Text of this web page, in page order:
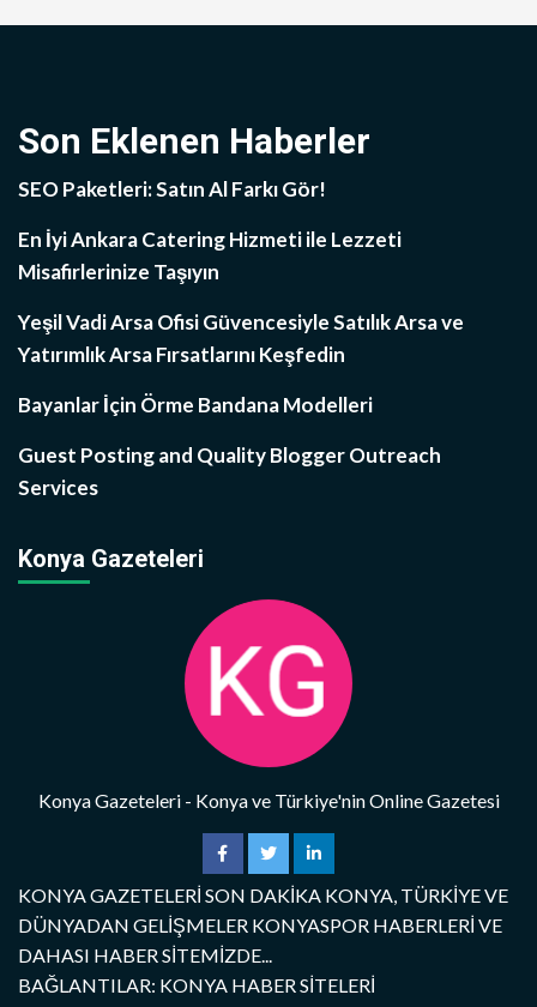
Son Eklenen Haberler
SEO Paketleri: Satın Al Farkı Gör!
En İyi Ankara Catering Hizmeti ile Lezzeti
Misafirlerinize Taşıyın
Yeşil Vadi Arsa Ofisi Güvencesiyle Satılık Arsa ve
Yatırımlık Arsa Fırsatlarını Keşfedin
Bayanlar İçin Örme Bandana Modelleri
Guest Posting and Quality Blogger Outreach
Services
Konya Gazeteleri
Konya Gazeteleri - Konya ve Türkiye'nin Online Gazetesi
KONYA GAZETELERİ SON DAKİKA KONYA, TÜRKİYE VE
DÜNYADAN GELİŞMELER KONYASPOR HABERLERİ VE
DAHASI HABER SİTEMİZDE...
BAĞLANTILAR: KONYA HABER SİTELERİ